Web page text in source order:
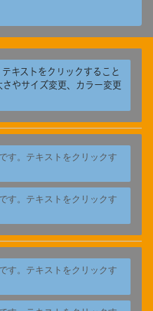
キストをクリックすること
やサイズ変更、カラー変更
す。テキストをクリックす
す。テキストをクリックす
す。テキストをクリックす